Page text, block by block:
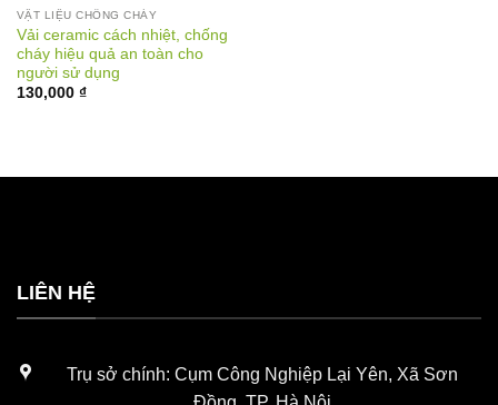
VẬT LIỆU CHỐNG CHÁY
Vải ceramic cách nhiệt, chống
cháy hiệu quả an toàn cho
người sử dụng
130,000 ₫
LIÊN HỆ
Trụ sở chính: Cụm Công Nghiệp Lại Yên, Xã Sơn